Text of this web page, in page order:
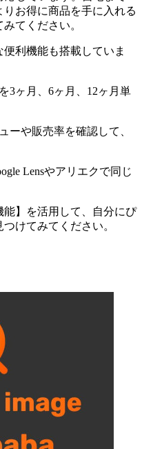
お得に商品を手に入れる
てください。
利機能も搭載していま
3ヶ月、6ヶ月、12ヶ月単
ーや販売率を確認して、
Lensやアリエクで同じ
】を活用して、自分にぴ
けてみてください。